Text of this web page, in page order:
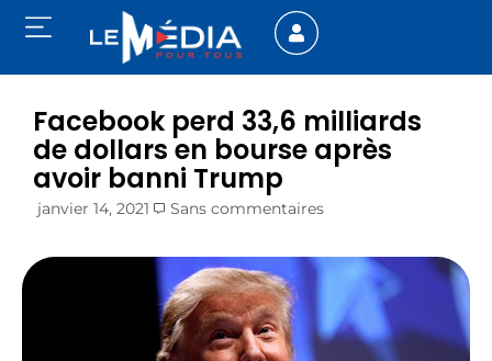
Facebook perd 33,6 milliards
de dollars en bourse après
avoir banni Trump
janvier 14, 2021 Sans commentaires